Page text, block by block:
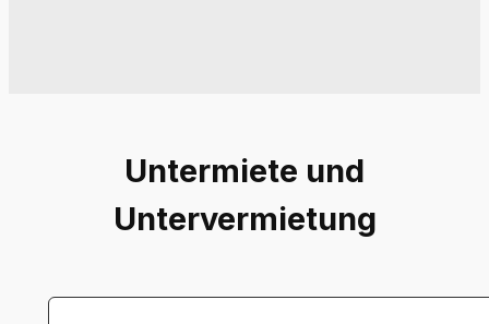
Untermiete und
Untervermietung